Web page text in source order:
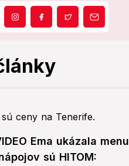
Ema ukázala menu
sú HITOM: